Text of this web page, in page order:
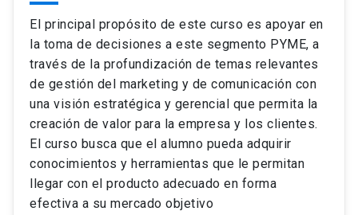
El principal propósito de este curso es apoyar en
la toma de decisiones a este segmento PYME, a
través de la profundización de temas relevantes
de gestión del marketing y de comunicación con
una visión estratégica y gerencial que permita la
creación de valor para la empresa y los clientes.
El curso busca que el alumno pueda adquirir
conocimientos y herramientas que le permitan
llegar con el producto adecuado en forma
efectiva a su mercado objetivo